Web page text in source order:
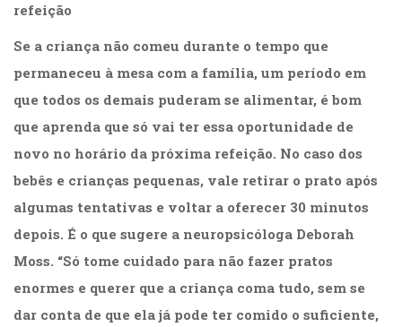
refeição
Se a criança não comeu durante o tempo que
permaneceu à mesa com a família, um período em
que todos os demais puderam se alimentar, é bom
que aprenda que só vai ter essa oportunidade de
novo no horário da próxima refeição. No caso dos
bebês e crianças pequenas, vale retirar o prato após
algumas tentativas e voltar a oferecer 30 minutos
depois. É o que sugere a neuropsicóloga Deborah
Moss. “Só tome cuidado para não fazer pratos
enormes e querer que a criança coma tudo, sem se
dar conta de que ela já pode ter comido o suficiente,